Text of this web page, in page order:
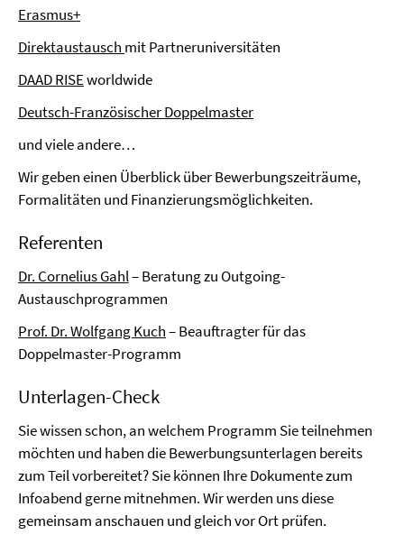
Erasmus+
Direktaustausch mit Partneruniversitäten
DAAD RISEworldwide
Deutsch-Französischer Doppelmaster
und viele andere…
Wir geben einen Überblick über Bewerbungszeiträume,
Formalitäten und Finanzierungsmöglichkeiten.
Referenten
Dr. Cornelius Gahl– Beratung zu Outgoing-
Austauschprogrammen
Prof. Dr. Wolfgang Kuch– Beauftragter für das
Doppelmaster-Programm
Unterlagen-Check
Sie wissen schon, an welchem Programm Sie teilnehmen
möchten und haben die Bewerbungsunterlagen bereits
zum Teil vorbereitet? Sie können Ihre Dokumente zum
Infoabend gerne mitnehmen. Wir werden uns diese
gemeinsam anschauen und gleich vor Ort prüfen.